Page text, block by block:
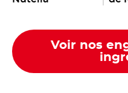
Voir nos